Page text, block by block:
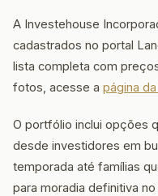
A Investehouse
cadastrados no portal
lista completa com
fotos, acesse a página
O portfólio inclui opções
desde investidores em
temporada até famílias
para moradia definitiva